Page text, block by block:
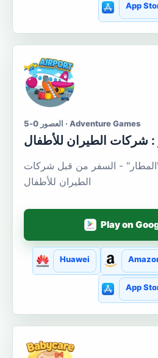
App
العصور 0-5 · Adventure Games
: شركات الطيران للأطفال
"المطار" - السفر من قبل شركات
الطيران للأطفال
Play on
Huawei
App